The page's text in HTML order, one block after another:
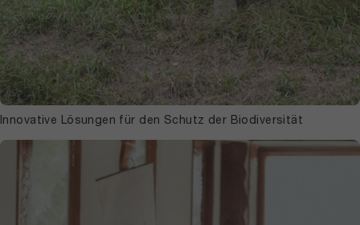
Innovative Lösungen für den Schutz der Biodiversität